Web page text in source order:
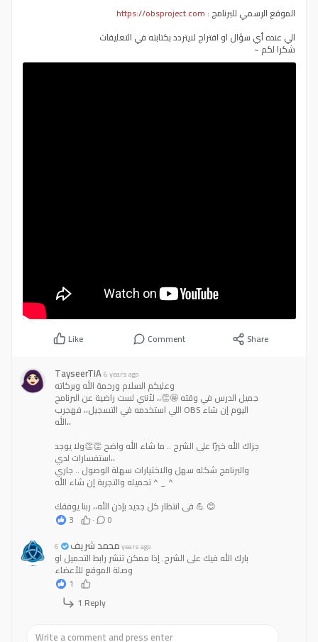
الموقع الرسمي للبرنامج :https://obsproject.com
الي عنده أي سؤال او اقتراح لايتردد بكتابته في التعليقات
شكرا لكم ~
Like Comment Share
TayseerTIA6 years ago
وعليكم السلام ورحمة الله وبركاته
جميل الدرس في وقته 🤩👏،، لأنني لست راضية عن البرنامج
اللي استخدمه في التسجيل،، فهجرب OBS اليوم إن شاء
الله،،
جزاك الله خيرًا على الشرح .. ما شاء الله واضح 👏👏ولا يوجد
استفسارات لدي،،
والبرنامج شكله سهل والاختيارات سهلة الوصول .. جاري
تحميله والتجربة إن شاء الله ^ _ ^
في انتظار كل جديد بإذن الله،، ربنا يوفقك 💪 😊
3
· 0
محمد شريف6 years ago
بارك الله فيك على الشرح. إذا ممكن تنشر رابط التحميل او
وصلة الموقع للأعضاء
1
1 Reply